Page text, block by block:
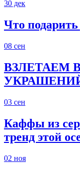
30 дек
Что
08 сен
ВЗЛЕТАЕМ
03 сен
Каффы из
тренд этой
02 ноя